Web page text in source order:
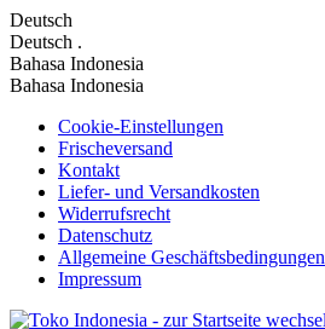
Deutsch
Deutsch .
Bahasa Indonesia
Bahasa Indonesia
Cookie-Einstellungen
Frischeversand
Kontakt
Liefer- und Versandkosten
Widerrufsrecht
Datenschutz
Allgemeine Geschäftsbedingungen
Impressum